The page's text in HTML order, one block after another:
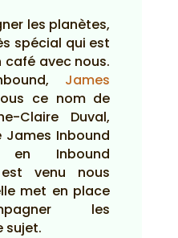
les planètes,
spécial qui est
café avec nous.
James
ce nom de
Claire Duval,
Inbound
Inbound
venu nous
met en place
les
sujet.